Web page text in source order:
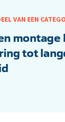
VAN EEN
montage
tot